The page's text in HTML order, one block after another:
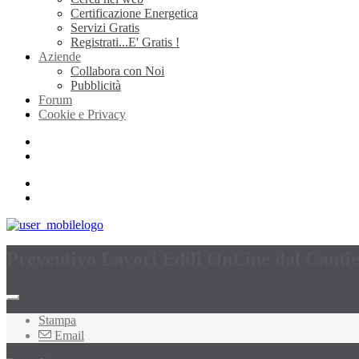
Certificazione Energetica
Servizi Gratis
Registrati...E' Gratis !
Aziende
Collabora con Noi
Pubblicità
Forum
Cookie e Privacy
Stampa
Email